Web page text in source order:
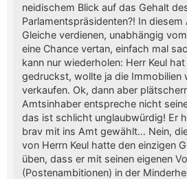
neidischem Blick auf das Gehalt
Parlamentspräsidenten?! In
Gleiche verdienen, unabhängig
eine Chance vertan, einfach mal
kann nur wiederholen: Herr Keul
gedruckst, wollte ja die Immobilien
verkaufen. Ok, dann aber
Amtsinhaber entspreche nicht
das ist schlicht unglaubwürdig! Er
brav mit ins Amt gewählt… Nein,
von Herrn Keul hatte den einzigen
üben, dass er mit seinen eigenen
(Postenambitionen) in der